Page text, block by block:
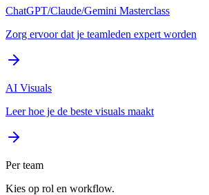
ChatGPT/Claude/Gemini Masterclass
Zorg ervoor dat je teamleden expert worden
AI Visuals
Leer hoe je de beste visuals maakt
Per team
Kies op rol en workflow.